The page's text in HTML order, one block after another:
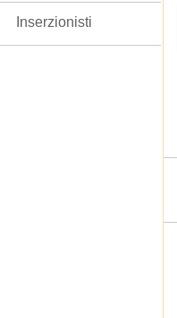
Inserzionisti